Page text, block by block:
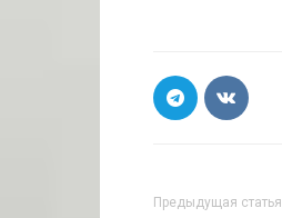
Предыдущая статья